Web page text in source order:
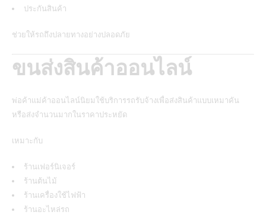
ประกันสินค้า
ช่วยให้รถถึงปลายทางอย่างปลอดภัย
ขนส่งสินค้าออนไลน์
พ่อค้าแม่ค้าออนไลน์นิยมใช้บริการรถรับจ้างเพื่อส่งสินค้าแบบเหมาคัน
หรือส่งจำนวนมากในราคาประหยัด
เหมาะกับ
ร้านเฟอร์นิเจอร์
ร้านต้นไม้
ร้านเครื่องใช้ไฟฟ้า
ร้านอะไหล่รถ